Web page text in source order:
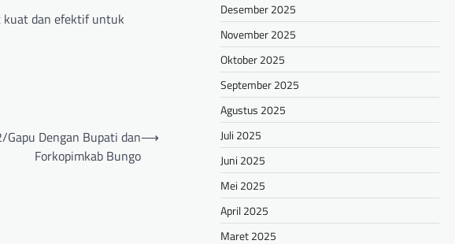
kuat dan efektif untuk
Dengan Bupati dan
Forkopimkab Bungo
⟶
Desember 2025
November 2025
Oktober 2025
September 2025
Agustus 2025
Juli 2025
Juni 2025
Mei 2025
April 2025
Maret 2025